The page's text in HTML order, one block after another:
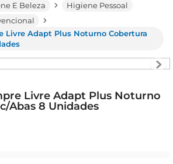
E Beleza
Higiene Pessoal
Livre Adapt Plus Noturno Cobertura
Livre Adapt Plus Noturno
Abas 8 Unidades